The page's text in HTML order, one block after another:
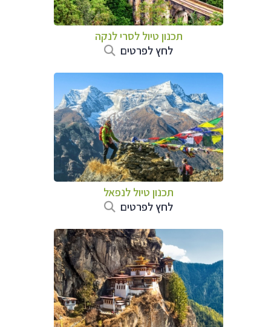
תכנון טיול לסרי לנקה
לחץ לפרטים
תכנון טיול לנפאל
לחץ לפרטים